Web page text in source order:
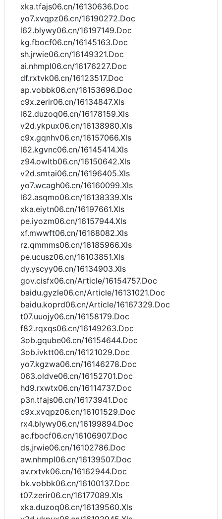
xka.tfajs06.cn/16130636.Doc
yo7.xvqpz06.cn/16190272.Doc
l62.blywy06.cn/16197149.Doc
kg.fbocf06.cn/16145163.Doc
sh.jrwie06.cn/16149321.Doc
ai.nhmpl06.cn/16176227.Doc
df.rxtvk06.cn/16123517.Doc
ap.vobbk06.cn/16153696.Doc
c9x.zerir06.cn/16134847.Xls
l62.duzoq06.cn/16178159.Xls
v2d.ykpux06.cn/16138980.Xls
c9x.gqnhv06.cn/16157066.Xls
l62.kgvnc06.cn/16145414.Xls
z94.owltb06.cn/16150642.Xls
v2d.smtai06.cn/16196405.Xls
yo7.wcagh06.cn/16160099.Xls
l62.asqmo06.cn/16138339.Xls
xka.eiytn06.cn/16197661.Xls
pe.iyozm06.cn/16157944.Xls
xf.mwwft06.cn/16168082.Xls
rz.qmmms06.cn/16185966.Xls
pe.ucusz06.cn/16103851.Xls
dy.yscyy06.cn/16134903.Xls
gov.cisfx06.cn/Article/16154757.Doc
baidu.gyzle06.cn/Article/16131021.Doc
baidu.koprd06.cn/Article/16167329.Doc
t07.uuojy06.cn/16158179.Doc
f82.rqxqs06.cn/16149263.Doc
3ob.gqube06.cn/16154644.Doc
3ob.ivktt06.cn/16121029.Doc
yo7.kgzwa06.cn/16146278.Doc
063.oldve06.cn/16152701.Doc
hd9.rxwtx06.cn/16114737.Doc
p3n.tfajs06.cn/16173941.Doc
c9x.xvqpz06.cn/16101529.Doc
rx4.blywy06.cn/16199894.Doc
ac.fbocf06.cn/16106907.Doc
ds.jrwie06.cn/16102786.Doc
aw.nhmpl06.cn/16139507.Doc
av.rxtvk06.cn/16162944.Doc
bk.vobbk06.cn/16100137.Doc
t07.zerir06.cn/16177089.Xls
xka.duzoq06.cn/16139560.Xls